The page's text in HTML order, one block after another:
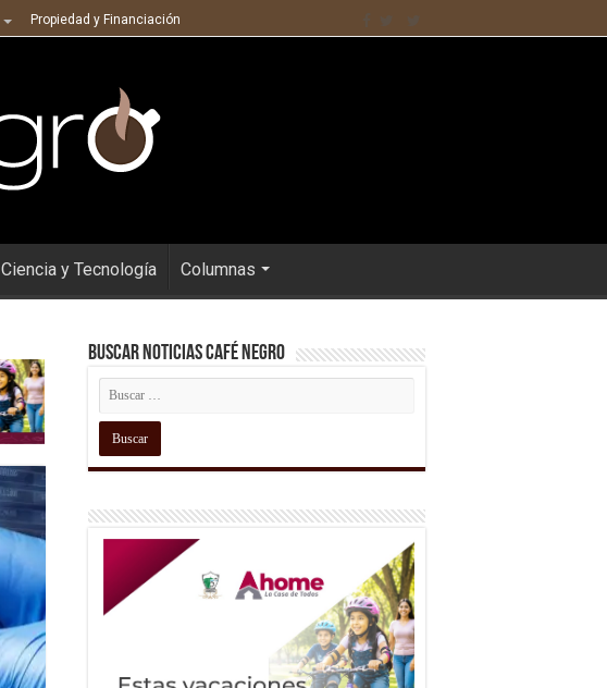
Propiedad y Financiación
Ciencia y Tecnología Columnas
Buscar Noticias Café Negro